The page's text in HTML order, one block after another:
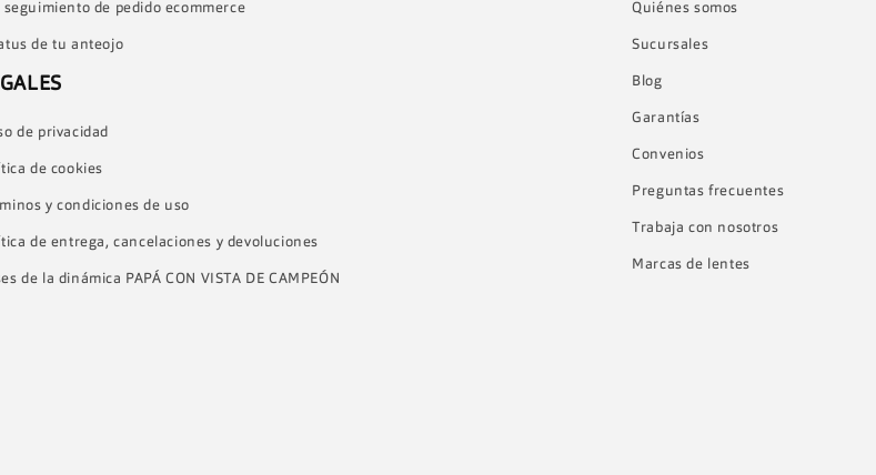
c
c
i
ó
n
seguimiento de pedido ecommerce
de tu anteojo
de privacidad
de cookies
y condiciones de uso
de entrega, cancelaciones y devoluciones
de la dinámica PAPÁ CON VISTA DE CAMPEÓN
Quiénes somos
Sucursales
Blog
Garantías
Convenios
Preguntas frecuentes
Trabaja con nosotros
Marcas de lentes